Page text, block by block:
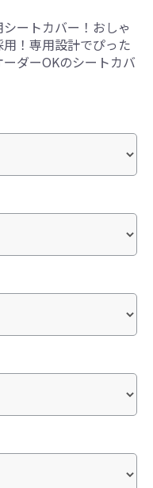
ートカバー！おしゃ
！専用設計でぴった
ダーOKのシートカバ